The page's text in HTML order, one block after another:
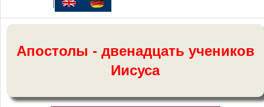
Апостолы - двенадцать учеников
Иисуса